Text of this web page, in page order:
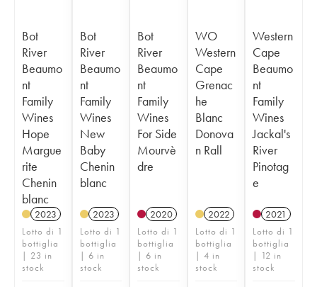
Bot
River
Beaumo
nt
Family
Wines
Hope
Margue
rite
Chenin
blanc
2023
Lotto di 1
bottiglia
| 23 in
stock
Bot
River
Beaumo
nt
Family
Wines
New
Baby
Chenin
blanc
2023
Lotto di 1
bottiglia
| 6 in
stock
Bot
River
Beaumo
nt
Family
Wines
For Side
Mourvè
dre
2020
Lotto di 1
bottiglia
| 6 in
stock
WO
Western
Cape
Grenac
he
Blanc
Donova
n Rall
2022
Lotto di 1
bottiglia
| 4 in
stock
Western
Cape
Beaumo
nt
Family
Wines
Jackal's
River
Pinotag
e
2021
Lotto di 1
bottiglia
| 12 in
stock